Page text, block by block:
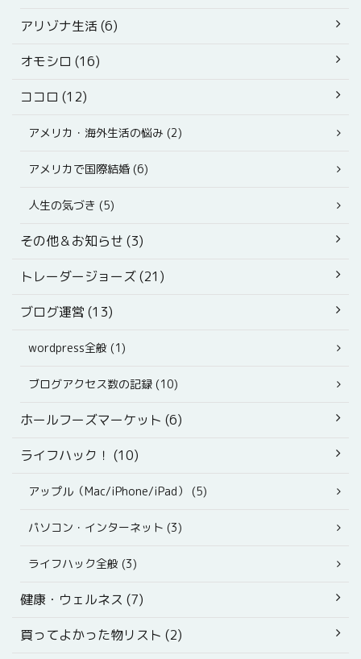
アリゾナ生活 (6)
オモシロ (16)
ココロ (12)
アメリカ・海外生活の悩み (2)
アメリカで国際結婚 (6)
人生の気づき (5)
その他＆お知らせ (3)
トレーダージョーズ (21)
ブログ運営 (13)
wordpress全般 (1)
ブログアクセス数の記録 (10)
ホールフーズマーケット (6)
ライフハック！ (10)
アップル（Mac/iPhone/iPad） (5)
パソコン・インターネット (3)
ライフハック全般 (3)
健康・ウェルネス (7)
買ってよかった物リスト (2)